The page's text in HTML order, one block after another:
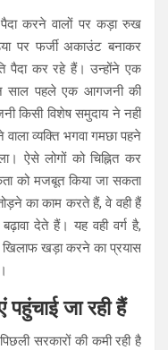
करने वालों पर कड़ा रुख
पर फर्जी अकाउंट बनाकर
पैदा कर रहे हैं। उन्होंने एक
साल पहले एक आगजनी की
किसी विशेष समुदाय ने नहीं
व्यक्ति भगवा गमछा पहने
ऐसे लोगों को चिह्नित कर
को मजबूत किया जा सकता
का काम करते हैं, वे वही हैं
देते हैं। यह वही वर्ग है,
खड़ा करने का प्रयास
जा रही हैं
सरकारों की कमी रही है